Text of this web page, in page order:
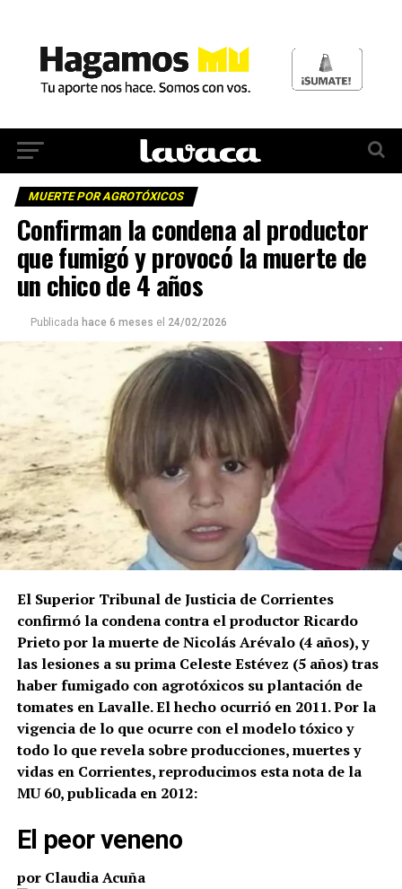
MUERTE POR AGROTÓXICOS
Confirman la condena al productor
que fumigó y provocó la muerte de
un chico de 4 años
Publicada hace 6 meses el 24/02/2026
El Superior Tribunal de Justicia de Corrientes
confirmó la condena contra el productor Ricardo
Prieto por la muerte de Nicolás Arévalo (4 años), y
las lesiones a su prima Celeste Estévez (5 años) tras
haber fumigado con agrotóxicos su plantación de
tomates en Lavalle.El hecho ocurrió en 2011.Por la
vigencia de lo que ocurre con el modelo tóxico y
todo lo que revela sobre producciones, muertes y
vidas en Corrientes, reproducimos esta nota de la
MU 60, publicada en 2012:
El peor veneno
por Claudia Acuña